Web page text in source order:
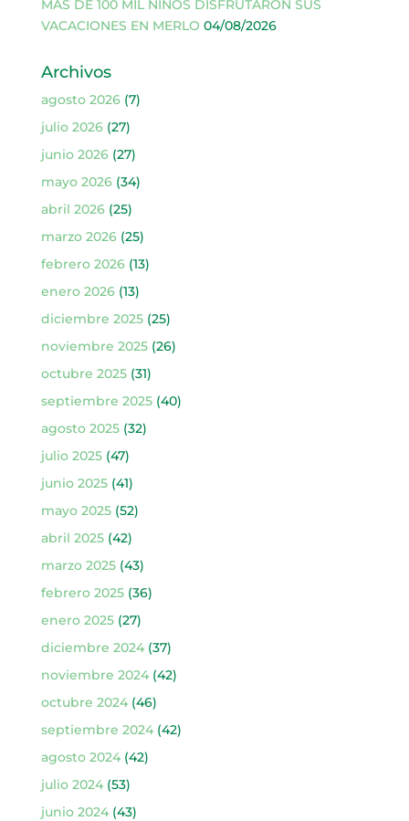
MÁS DE 100 MIL NIÑOS DISFRUTARON SUS
VACACIONES EN MERLO 04/08/2026
Archivos
agosto 2026(7)
julio 2026(27)
junio 2026(27)
mayo 2026(34)
abril 2026(25)
marzo 2026(25)
febrero 2026(13)
enero 2026(13)
diciembre 2025(25)
noviembre 2025(26)
octubre 2025(31)
septiembre 2025(40)
agosto 2025(32)
julio 2025(47)
junio 2025(41)
mayo 2025(52)
abril 2025(42)
marzo 2025(43)
febrero 2025(36)
enero 2025(27)
diciembre 2024(37)
noviembre 2024(42)
octubre 2024(46)
septiembre 2024(42)
agosto 2024(42)
julio 2024(53)
junio 2024(43)